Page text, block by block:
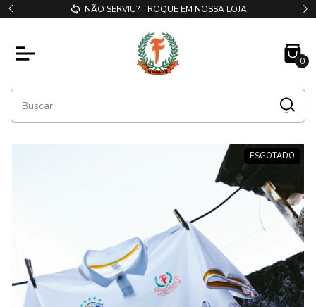
NÃO SERVIU? TROQUE EM NOSSA LOJA
0
ESGOTADO